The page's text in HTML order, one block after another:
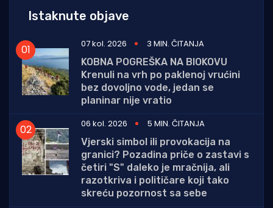
Istaknute objave
07 kol. 2026
3 MIN. ČITANJA
KOBNA POGREŠKA NA BIOKOVU
Krenuli na vrh po paklenoj vrućini
bez dovoljno vode, jedan se
planinar nije vratio
06 kol. 2026
5 MIN. ČITANJA
Vjerski simbol ili provokacija na
granici? Pozadina priče o zastavi s
četiri "S" daleko je mračnija, ali
razotkriva i političare koji tako
skreću pozornost sa sebe